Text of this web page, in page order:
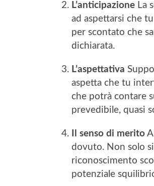
L’anticipazione La
ad aspettarsi che
per scontato che
dichiarata.
L’aspettativa
aspetta che tu
che potrà contare
prevedibile, quasi
Il senso di merito
dovuto. Non solo
riconoscimento
potenziale